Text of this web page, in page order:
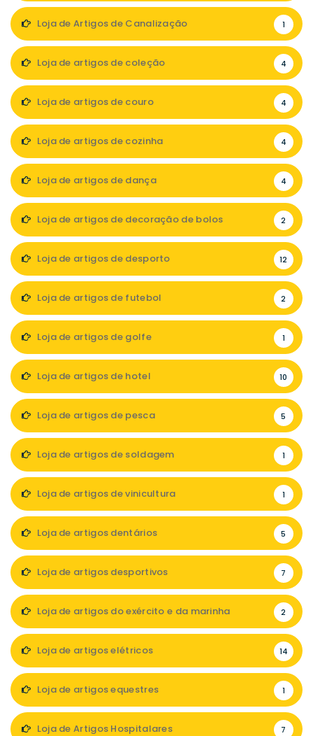
Loja de Artigos de Canalização 1
Loja de artigos de coleção 4
Loja de artigos de couro 4
Loja de artigos de cozinha 4
Loja de artigos de dança 4
Loja de artigos de decoração de bolos 2
Loja de artigos de desporto 12
Loja de artigos de futebol 2
Loja de artigos de golfe 1
Loja de artigos de hotel 10
Loja de artigos de pesca 5
Loja de artigos de soldagem 1
Loja de artigos de vinicultura 1
Loja de artigos dentários 5
Loja de artigos desportivos 7
Loja de artigos do exército e da marinha 2
Loja de artigos elétricos 14
Loja de artigos equestres 1
Loja de Artigos Hospitalares 7